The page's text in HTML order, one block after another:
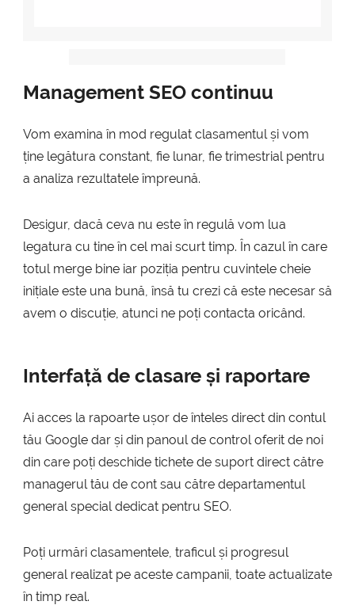
Management SEO continuu
Vom examina în mod regulat clasamentul și vom
ține legătura constant, fie lunar, fie trimestrial pentru
a analiza rezultatele împreună.
Desigur, dacă ceva nu este în regulă vom lua
legatura cu tine în cel mai scurt timp. În cazul în care
totul merge bine iar poziția pentru cuvintele cheie
inițiale este una bună, însă tu crezi că este necesar să
avem o discuție, atunci ne poți contacta oricând.
Interfață de clasare și raportare
Ai acces la rapoarte ușor de înteles direct din contul
tău Google dar și din panoul de control oferit de noi
din care poți deschide tichete de suport direct către
managerul tău de cont sau către departamentul
general special dedicat pentru SEO.
Poți urmări clasamentele, traficul și progresul
general realizat pe aceste campanii, toate actualizate
în timp real.